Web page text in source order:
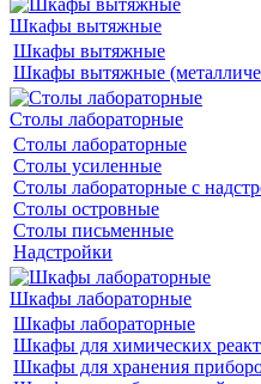
Шкафы вытяжные
Шкафы вытяжные
Шкафы вытяжные
Столы лабораторные
Столы лабораторные
Столы усиленные
Столы лабораторные с
Столы островные
Столы письменные
Надстройки
Шкафы лабораторные
Шкафы лабораторные
Шкафы для химических
Шкафы для хранения